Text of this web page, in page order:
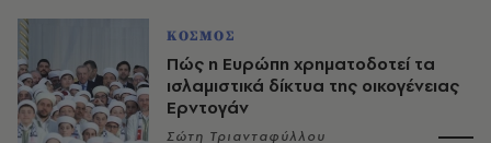
ΚΟΣΜΟΣ
Πώς η Ευρώπη χρηματοδοτεί τα
ισλαμιστικά δίκτυα της οικογένειας
Ερντογάν
Σώτη Τριανταφύλλου